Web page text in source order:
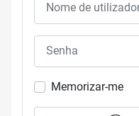
Memorizar-me